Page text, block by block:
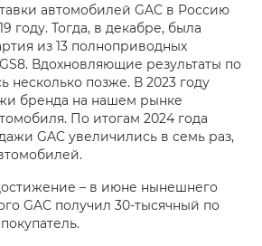
автомобилей GAC в Россию
году. Тогда, в декабре, была
из 13 полноприводных
Вдохновляющие результаты по
несколько позже. В 2023 году
бренда на нашем рынке
По итогам 2024 года
GAC увеличились в семь раз,
– в июне нынешнего
GAC получил 30-тысячный по